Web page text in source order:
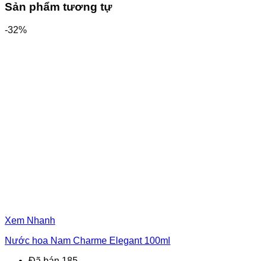
Sản phẩm tương tự
-32%
Xem Nhanh
Nước hoa Nam Charme Elegant 100ml